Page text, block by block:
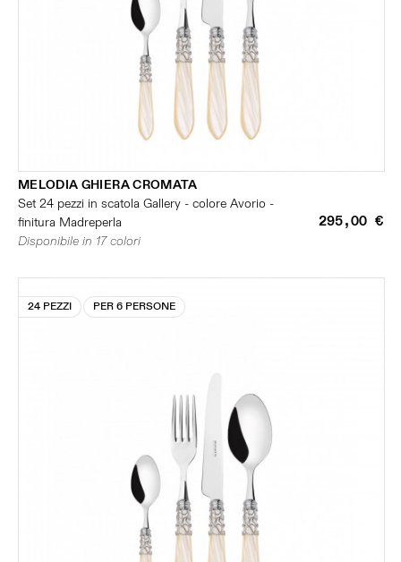
MELODIA GHIERA CROMATA
Set 24 pezzi in scatola Gallery - colore Avorio -
finitura Madreperla
295,00 €
Disponibile in 17 colori
24 PEZZI PER 6 PERSONE